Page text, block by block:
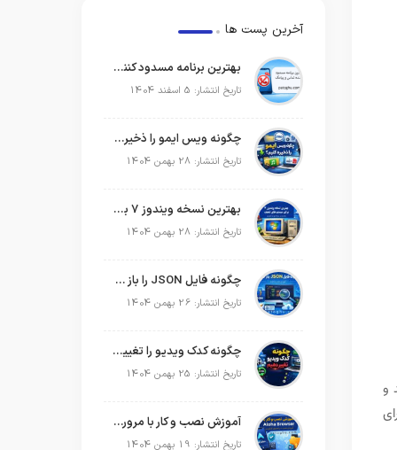
و
آخرین پست ها
بهترین برنامه مسدود کننده تماس و پیامک در سال 2026
تاریخ انتشار: 5 اسفند 1404
چگونه ویس ایمو را ذخیره کنیم؟
تاریخ انتشار: 28 بهمن 1404
بهترین نسخه ویندوز 7 برای سیستم های ضعیف
تاریخ انتشار: 28 بهمن 1404
چگونه فایل JSON را باز کنیم؟
تاریخ انتشار: 26 بهمن 1404
چگونه کدک ویدیو را تغییر دهیم؟
تاریخ انتشار: 25 بهمن 1404
آموزش نصب و کار با مرورگر Aloha Browser
تاریخ انتشار: 19 بهمن 1404